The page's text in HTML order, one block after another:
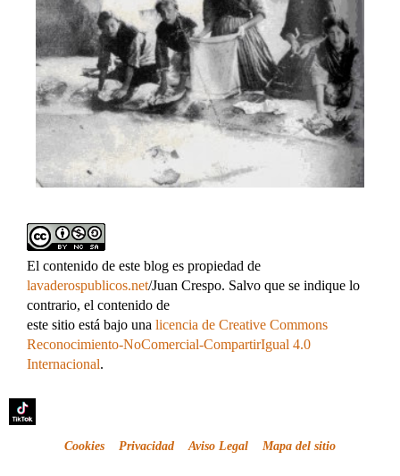
El contenido de este blog es propiedad de
lavaderospublicos.net/Juan Crespo. Salvo que se indique lo
contrario, el contenido de
este sitio está bajo una licencia de Creative Commons
Reconocimiento-NoComercial-CompartirIgual 4.0
Internacional.
Cookies Privacidad Aviso Legal Mapa del sitio